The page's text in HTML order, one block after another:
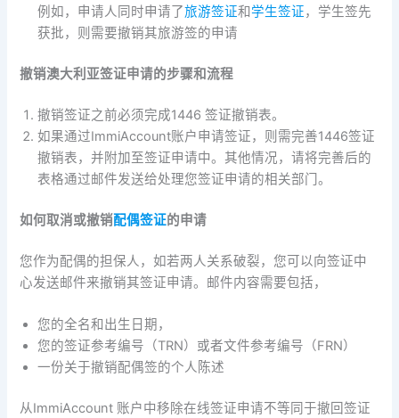
例如，申请人同时申请了旅游签证和学生签证，学生签先
获批，则需要撤销其旅游签的申请
撤销澳大利亚签证申请的步骤和流程
撤销签证之前必须完成1446 签证撤销表。
如果通过ImmiAccount账户申请签证，则需完善1446签证
撤销表，并附加至签证申请中。其他情况，请将完善后的
表格通过邮件发送给处理您签证申请的相关部门。
如何取消或撤销配偶签证的申请
您作为配偶的担保人，如若两人关系破裂，您可以向签证中
心发送邮件来撤销其签证申请。邮件内容需要包括，
您的全名和出生日期，
您的签证参考编号（TRN）或者文件参考编号（FRN）
一份关于撤销配偶签的个人陈述
从ImmiAccount 账户中移除在线签证申请不等同于撤回签证